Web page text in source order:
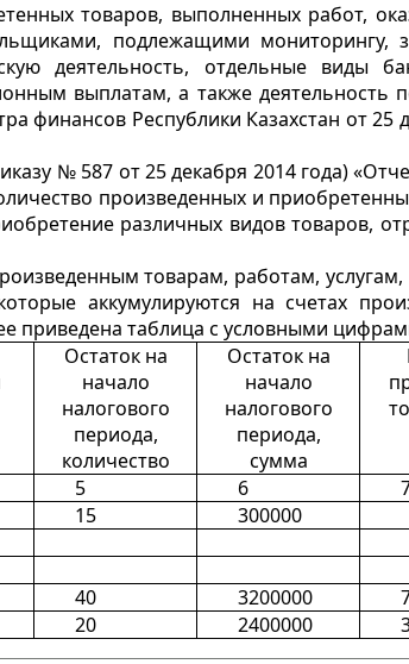
товаров, выполненных работ,
подлежащими мониторингу,
деятельность, отдельные виды
выплатам, а также
финансов Республики Казахстан от
№ 587 от 25 декабря 2014 года)
произведенных и
различных видов товаров,
товарам, работам,
аккумулируются на счетах
приведена таблица с условными
Остаток на
начало
налогового
периода,
количество
Остаток на
начало
налогового
периода,
сумма
5 6
15
300000
40 3200000
20 2400000